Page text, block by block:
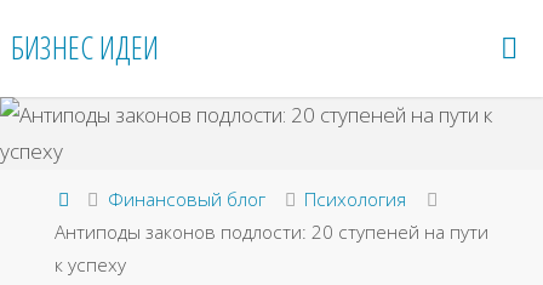
БИЗНЕС ИДЕИ
Главная
Финансовый блог
Психология
Антиподы законов подлости: 20 ступеней на пути
к успеху